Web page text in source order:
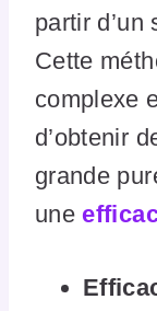
partir
Cette
complexe
d’obtenir
grande
une